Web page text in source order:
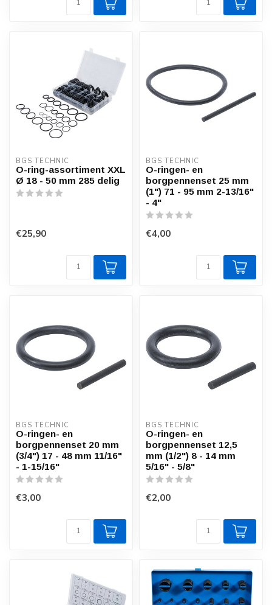
BGS TECHNIC
O-ring-assortiment XXL
Ø 18 - 50 mm 285 delig
€25,90
BGS TECHNIC
O-ringen- en
borgpennenset 25 mm
(1") 71 - 95 mm 2-13/16"
- 4"
€4,00
BGS TECHNIC
O-ringen- en
borgpennenset 20 mm
(3/4") 17 - 48 mm 11/16"
- 1-15/16"
€3,00
BGS TECHNIC
O-ringen- en
borgpennenset 12,5
mm (1/2") 8 - 14 mm
5/16" - 5/8"
€2,00